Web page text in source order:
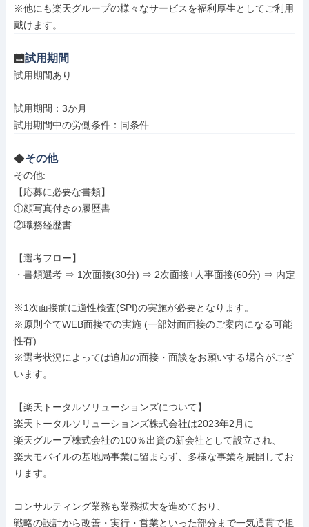
※他にも楽天グループの様々なサービスを福利厚生としてご利用
戴けます。
試用期間
試用期間あり
試用期間：3か月
試用期間中の労働条件：同条件
その他
その他:
【応募に必要な書類】
①顔写真付きの履歴書
②職務経歴書
【選考フロー】
・書類選考 ⇒ 1次面接(30分) ⇒ 2次面接+人事面接(60分) ⇒ 内定
※1次面接前に適性検査(SPI)の実施が必要となります。
※原則全てWEB面接での実施 (一部対面面接のご案内になる可能
性有)
※選考状況によっては追加の面接・面談をお願いする場合がござ
います。
【楽天トータルソリューションズについて】
楽天トータルソリューションズ株式会社は2023年2月に
楽天グループ株式会社の100％出資の新会社として設立され、
楽天モバイルの基地局事業に留まらず、多様な事業を展開してお
ります。
コンサルティング業務も業務拡大を進めており、
戦略の設計から改善・実行・営業といった部分まで一気通貫で担